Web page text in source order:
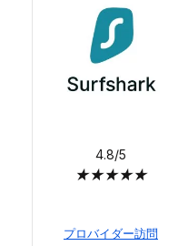
4.8/5
★★★★★
プロバイダー訪問